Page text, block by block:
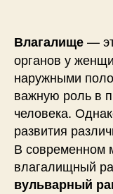
Влагалище—
органов у
наружными
важную роль в
человека.
развития
В современном
влагалищный
вульварный